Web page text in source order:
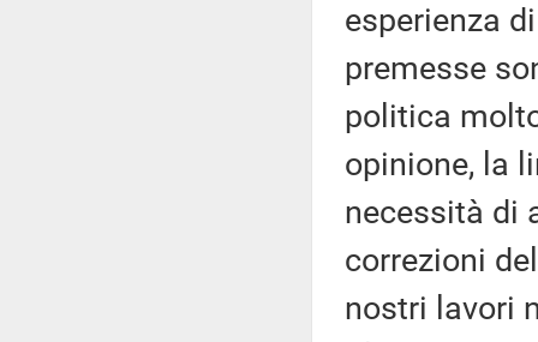
esperienza
premesse
politica
opinione, la
necessità di
correzioni
nostri lavori